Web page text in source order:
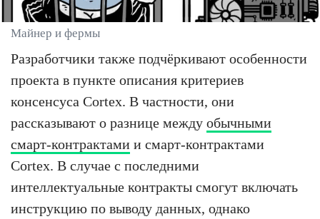
Майнер и фермы
Разработчики также подчёркивают особенности
проекта в пункте описания критериев
консенсуса Cortex. В частности, они
рассказывают о разнице между обычными
смарт-контрактами и смарт-контрактами
Cortex. В случае с последними
интеллектуальные контракты смогут включать
инструкцию по выводу данных, однако